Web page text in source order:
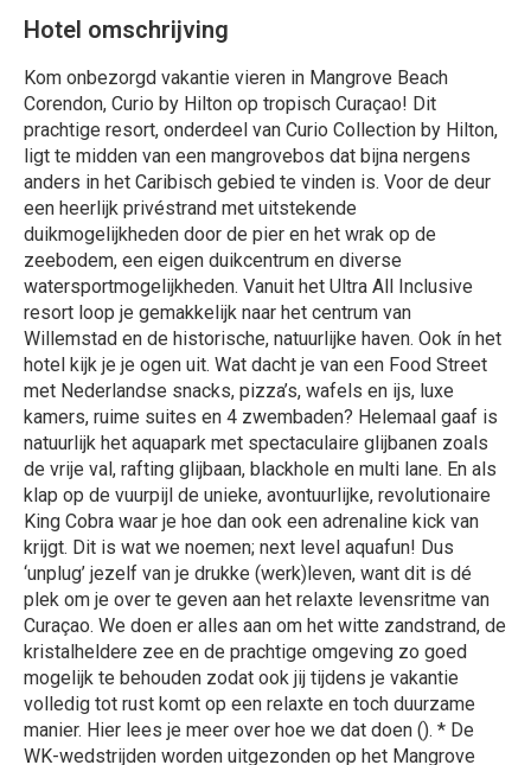
Hotel omschrijving
Kom onbezorgd vakantie vieren in Mangrove Beach
Corendon, Curio by Hilton op tropisch Curaçao! Dit
prachtige resort, onderdeel van Curio Collection by Hilton,
ligt te midden van een mangrovebos dat bijna nergens
anders in het Caribisch gebied te vinden is. Voor de deur
een heerlijk privéstrand met uitstekende
duikmogelijkheden door de pier en het wrak op de
zeebodem, een eigen duikcentrum en diverse
watersportmogelijkheden. Vanuit het Ultra All Inclusive
resort loop je gemakkelijk naar het centrum van
Willemstad en de historische, natuurlijke haven. Ook ín het
hotel kijk je je ogen uit. Wat dacht je van een Food Street
met Nederlandse snacks, pizza’s, wafels en ijs, luxe
kamers, ruime suites en 4 zwembaden? Helemaal gaaf is
natuurlijk het aquapark met spectaculaire glijbanen zoals
de vrije val, rafting glijbaan, blackhole en multi lane. En als
klap op de vuurpijl de unieke, avontuurlijke, revolutionaire
King Cobra waar je hoe dan ook een adrenaline kick van
krijgt. Dit is wat we noemen; next level aquafun! Dus
‘unplug’ jezelf van je drukke (werk)leven, want dit is dé
plek om je over te geven aan het relaxte levensritme van
Curaçao. We doen er alles aan om het witte zandstrand, de
kristalheldere zee en de prachtige omgeving zo goed
mogelijk te behouden zodat ook jij tijdens je vakantie
volledig tot rust komt op een relaxte en toch duurzame
manier. Hier lees je meer over hoe we dat doen (). * De
WK-wedstrijden worden uitgezonden op het Mangrove